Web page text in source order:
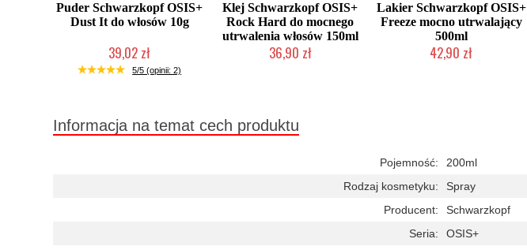
Puder Schwarzkopf OSIS+
Dust It do włosów 10g
39,02 zł
Duża ilość (wysyłka w 24h)
5/5 (opinii: 2)
Klej Schwarzkopf OSIS+
Rock Hard do mocnego
utrwalenia włosów 150ml
36,90 zł
Lakier Schwarzkopf OSIS+
Freeze mocno utrwalający
500ml
42,90 zł
Informacja na temat cech produktu
Pojemność:
200ml
Rodzaj kosmetyku:
Spray
Producent:
Schwarzkopf
Seria:
OSIS+